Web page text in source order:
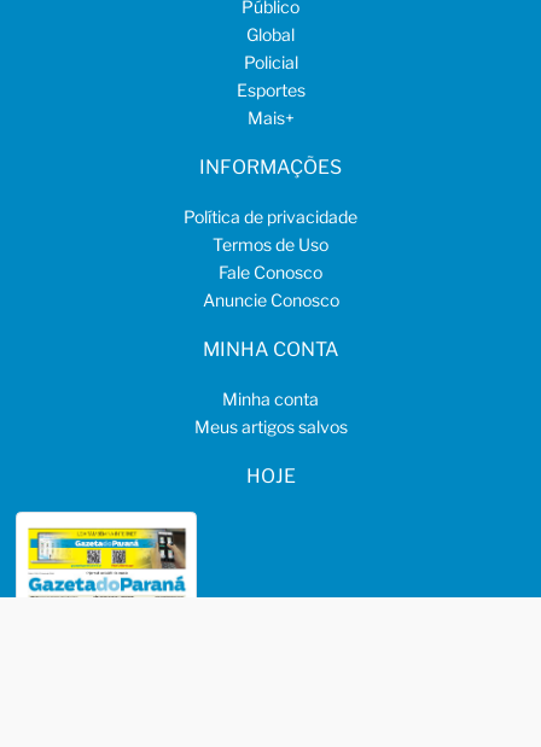
Público
Global
Policial
Esportes
Mais+
INFORMAÇÕES
Política de privacidade
Termos de Uso
Fale Conosco
Anuncie Conosco
MINHA CONTA
Minha conta
Meus artigos salvos
HOJE